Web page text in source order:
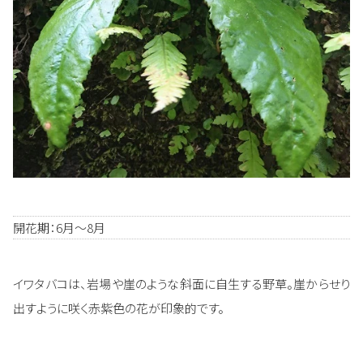
開花期：6月～8月
イワタバコは、岩場や崖のような斜面に自生する野草。崖からせり
出すように咲く赤紫色の花が印象的です。